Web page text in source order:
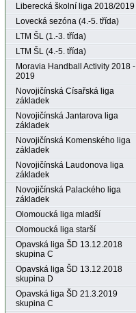
Liberecká školní liga 2018/2019
Lovecká sezóna (4.-5. třída)
LTM ŠL (1.-3. třída)
LTM ŠL (4.-5. třída)
Moravia Handball Activity 2018 -
2019
Novojičínská Císařská liga
základek
Novojičínská Jantarova liga
základek
Novojičínská Komenského liga
základek
Novojičínská Laudonova liga
základek
Novojičínská Palackého liga
základek
Olomoucká liga mladší
Olomoucká liga starší
Opavská liga ŠD 13.12.2018
skupina C
Opavská liga ŠD 13.12.2018
skupina D
Opavská liga ŠD 21.3.2019
skupina C